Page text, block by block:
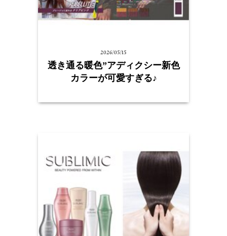
2026/05/15
透き通る暖色”アディクシー新色
カラーが可愛すぎる♪